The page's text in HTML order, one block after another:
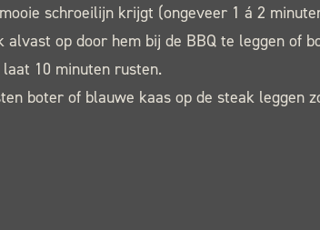
schroeilijn krijgt (ongeveer 1 á 2
op door hem bij de BBQ te leggen of
10 minuten rusten.
boter of blauwe kaas op de steak leggen